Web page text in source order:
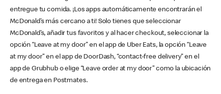
entregue tu comida. ¡Los apps automáticamente encontrarán el
McDonald’s más cercano a ti! Solo tienes que seleccionar
McDonald’s, añadir tus favoritos y al hacer checkout, seleccionar la
opción “Leave at my door” en el app de Uber Eats, la opción “Leave
at my door” en el app de DoorDash, “contact-free delivery” en el
app de Grubhub o elige “Leave order at my door” como la ubicación
de entrega en Postmates.